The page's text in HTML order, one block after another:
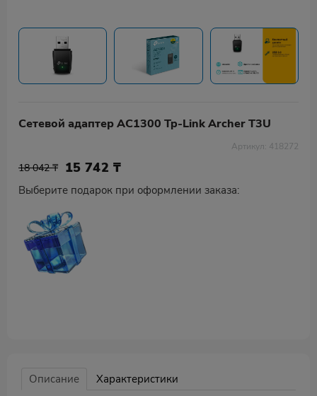
Сетевой адаптер AC1300 Tp-Link Archer T3U
Артикул: 418272
18 042 ₸ 15 742 ₸
Выберите подарок при оформлении заказа:
Описание
Характеристики